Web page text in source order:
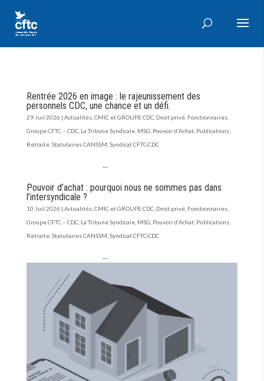
Rentrée 2026 en image : le rajeunissement des
personnels CDC, une chance et un défi.
29 Juil 2026 | Actualités, CMIC et GROUPE CDC, Droit privé, Fonctionnaires,
Groupe CFTC – CDC, La Tribune Syndicale, MSG Pouvoir d'Achat, Publications,
Retraite, Statutaires CANSSM Syndicat CFTC-CDC
...
Pouvoir d’achat : pourquoi nous ne sommes pas dans
l’intersyndicale ?
10 Juil 2026 | Actualités, CMIC et GROUPE CDC, Droit privé, Fonctionnaires,
Groupe CFTC – CDC, La Tribune Syndicale, MSG Pouvoir d'Achat, Publications,
Retraite, Statutaires CANSSM Syndicat CFTC-CDC
...